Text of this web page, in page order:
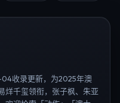
收录更新，为2025年澳
烊千玺领衔，张子枫、朱亚